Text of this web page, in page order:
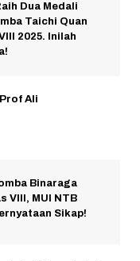
Dua Medali
Taichi Quan
2025. Inilah
Ali
Binaraga
VIII, MUI NTB
Sikap!